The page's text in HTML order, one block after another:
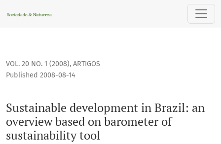
Sustainable development in Brazil: an overview based on
VOL. 20 NO. 1 (2008), ARTIGOS
Sustainable development in Brazil: an
overview based on barometer of
sustainability tool
Published 2008-08-14